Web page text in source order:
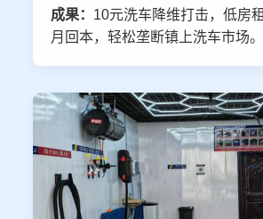
成果： 10元洗车降维打击，低房
月回本，轻松垄断镇上洗车市场。